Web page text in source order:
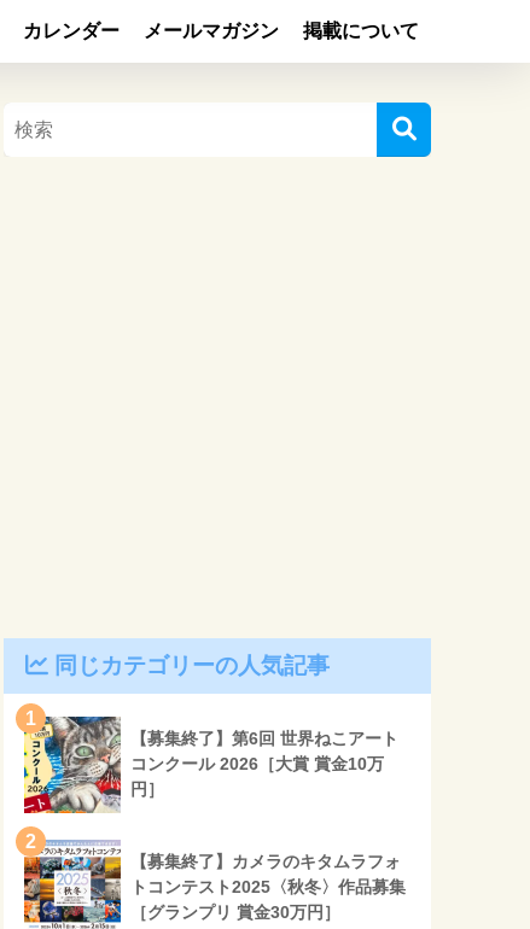
カレンダー メールマガジン 掲載について
同じカテゴリーの人気記事
1
【募集終了】第6回 世界ねこアート
コンクール 2026［大賞 賞金10万
円］
2
【募集終了】カメラのキタムラフォ
トコンテスト2025〈秋冬〉作品募集
［グランプリ 賞金30万円］